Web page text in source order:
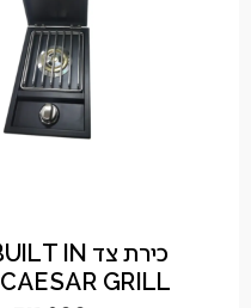
CAESAR GRILL – שחור